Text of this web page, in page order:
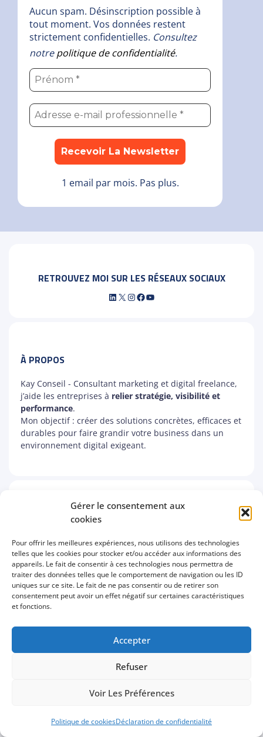
Gérer le consentement aux
cookies
Pour offrir les meilleures expériences, nous utilisons des technologies
telles que les cookies pour stocker et/ou accéder aux informations des
appareils. Le fait de consentir à ces technologies nous permettra de
traiter des données telles que le comportement de navigation ou les ID
uniques sur ce site. Le fait de ne pas consentir ou de retirer son
consentement peut avoir un effet négatif sur certaines caractéristiques
et fonctions.
Accepter
Refuser
Voir Les Préférences
Politique de cookiesDéclaration de confidentialité
Aucun spam. Désinscription possible à
tout moment. Vos données restent
strictement confidentielles. Consultez
notrepolitique de confidentialité.
1 email par mois. Pas plus.
RETROUVEZ MOI SUR LES RÉSEAUX SOCIAUX
À PROPOS
Kay Conseil - Consultant marketing et digital freelance,
j’aide les entreprises à relier stratégie, visibilité et
performance.
Mon objectif : créer des solutions concrètes, efficaces et
durables pour faire grandir votre business dans un
environnement digital exigeant.
PARTENAIRES